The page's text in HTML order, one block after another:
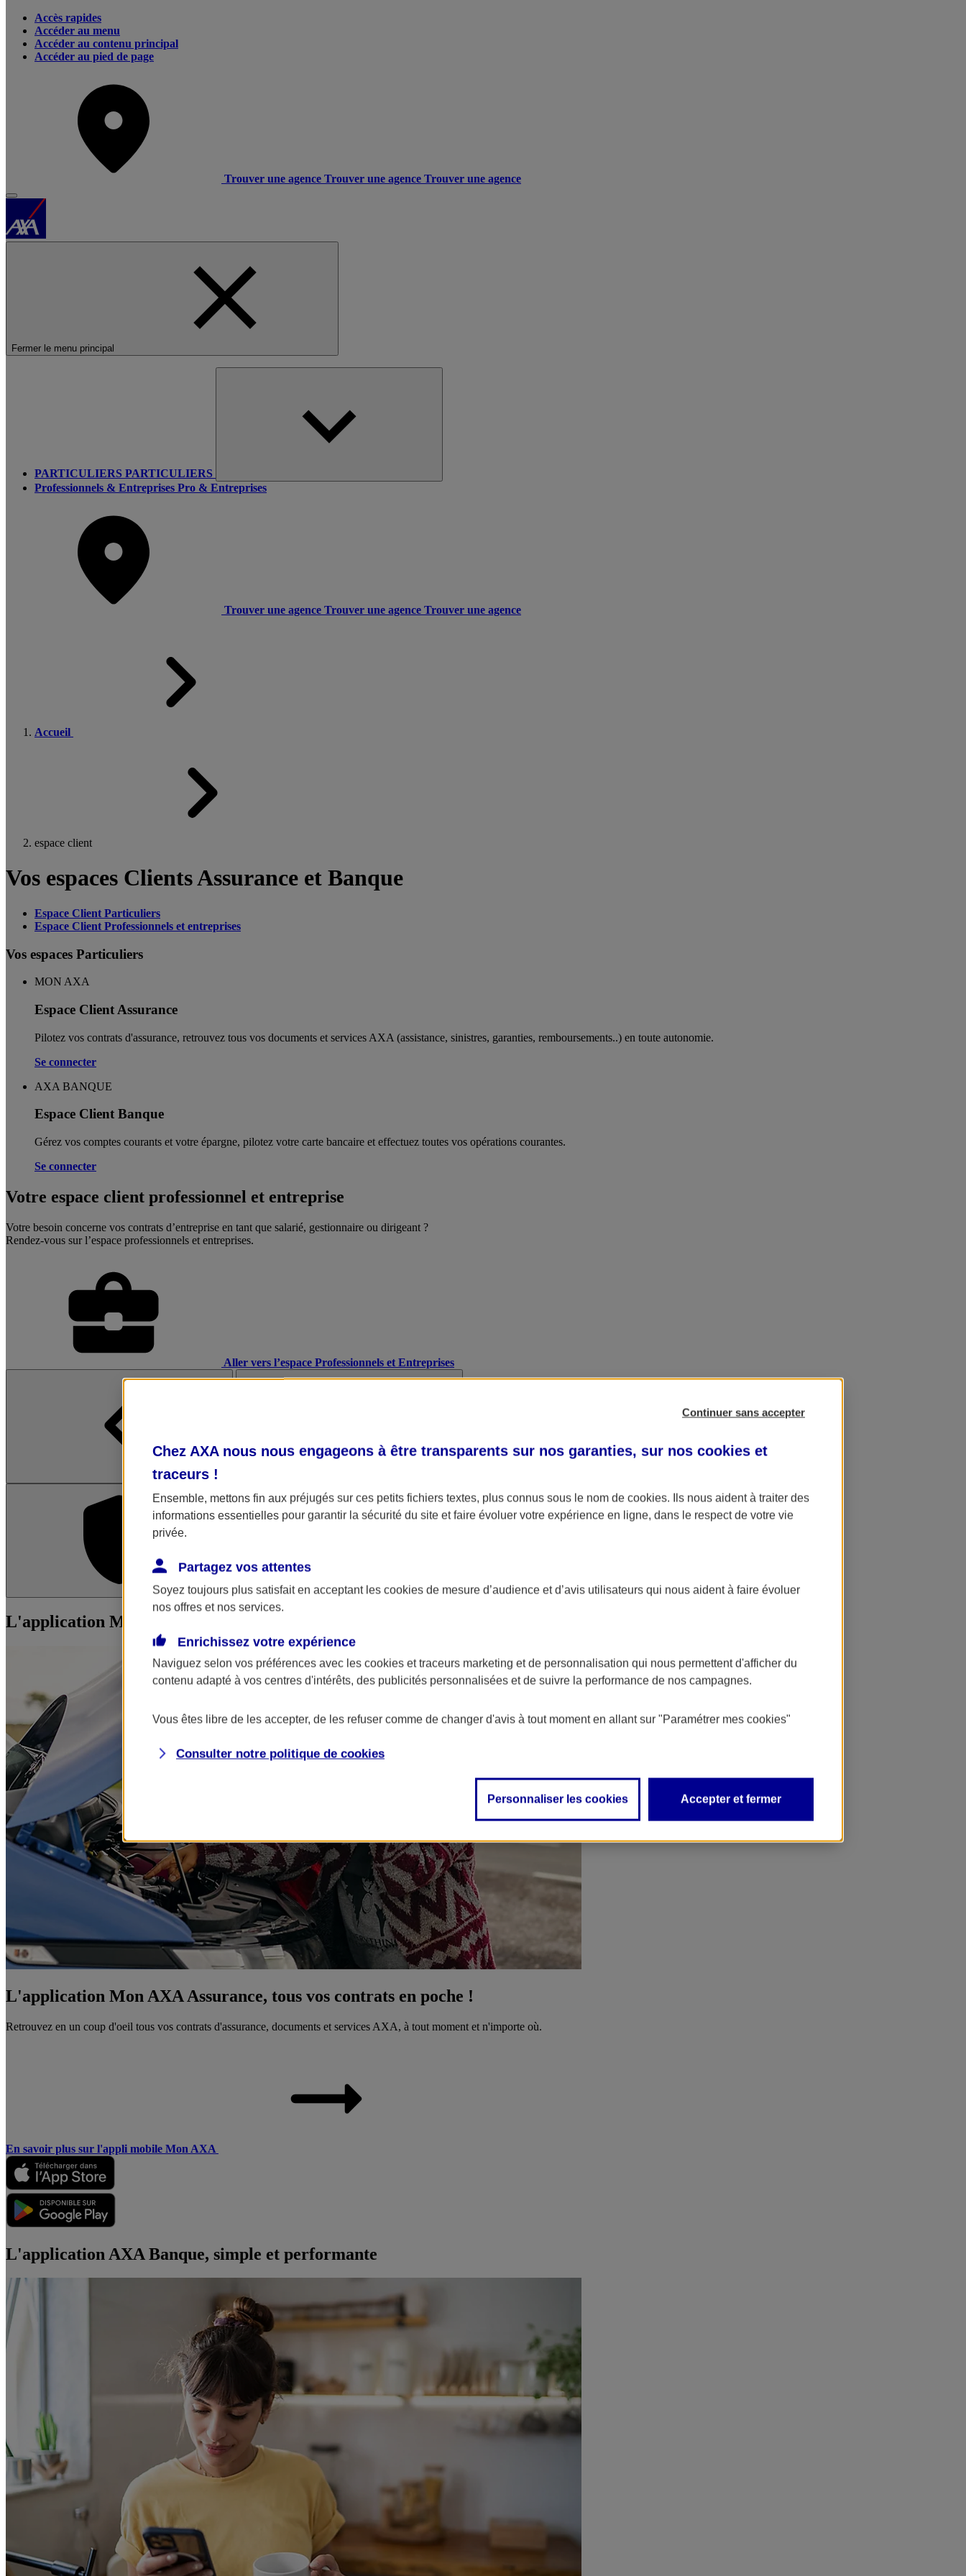
Accès rapides
Accéder au menu
Accéder au contenu principal
Accéder au pied de page
Trouver une agence Trouver une agence Trouver une agence
Fermer le menu principal
PARTICULIERS PARTICULIERS
Professionnels & Entreprises Pro & Entreprises
Trouver une agence Trouver une agence Trouver une agence
Accueil
espace client
Vos espaces Clients Assurance et Banque
Espace Client Particuliers
Espace Client Professionnels et entreprises
Vos espaces Particuliers
MON AXA
Espace Client Assurance
Pilotez vos contrats d'assurance, retrouvez tous vos documents et services AXA (assistance, sinistres, garanties, remboursements..) en toute autonomie. ​
Se connecter
AXA BANQUE
Espace Client Banque
Gérez vos comptes courants et votre épargne, pilotez votre carte bancaire et effectuez toutes vos opérations courantes.
Se connecter
Votre espace client professionnel et entreprise
Votre besoin concerne vos contrats d’entreprise en tant que salarié, gestionnaire ou dirigeant ?
Rendez-vous sur l’espace professionnels et entreprises.
Aller vers l’espace Professionnels et Entreprises
L'application Mon AXA Assurance L'application AXA Banque
L'application Mon AXA Assurance, tous vos contrats en poche !
L'application Mon AXA Assurance, tous vos contrats en poche !
Retrouvez en un coup d'oeil tous vos contrats d'assurance, documents et services AXA, à tout moment et n'importe où.
En savoir plus sur l'appli mobile Mon AXA
L'application AXA Banque, simple et performante
Continuer sans accepter
Chez AXA nous nous engageons à être transparents sur nos garanties, sur nos cookies et
traceurs !
Ensemble, mettons fin aux préjugés sur ces petits fichiers textes, plus connus sous le nom de cookies. Ils nous aident à traiter des
informations essentielles pour garantir la sécurité du site et faire évoluer votre expérience en ligne, dans le respect de votre vie
privée.
Partagez vos attentes
Soyez toujours plus satisfait en acceptant les cookies de mesure d’audience et d’avis utilisateurs qui nous aident à faire évoluer
nos offres et nos services.
Enrichissez votre expérience
Naviguez selon vos préférences avec les cookies et traceurs marketing et de personnalisation qui nous permettent d'afficher du
contenu adapté à vos centres d'intérêts, des publicités personnalisées et de suivre la performance de nos campagnes.
Vous êtes libre de les accepter, de les refuser comme de changer d'avis à tout moment en allant sur "Paramétrer mes cookies"
Consulter notre politique de cookies
Personnaliser les cookies Accepter et fermer